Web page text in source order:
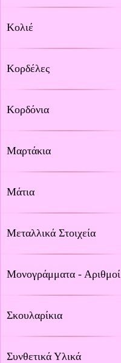
Κολιέ
Κορδέλες
Κορδόνια
Μαρτάκια
Μάτια
Μεταλλικά Στοιχεία
Μονογράμματα - Αριθμοί
Σκουλαρίκια
Συνθετικά Υλικά